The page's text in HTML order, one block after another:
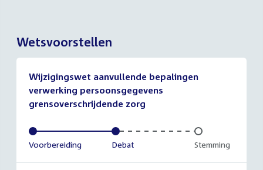
Wetsvoorstellen
Wijzigingswet aanvullende bepalingen
verwerking persoonsgegevens
grensoverschrijdende zorg
Voltooid:
Voorbereiding Voltooid:
Debat Onvoltooid:
Stemming